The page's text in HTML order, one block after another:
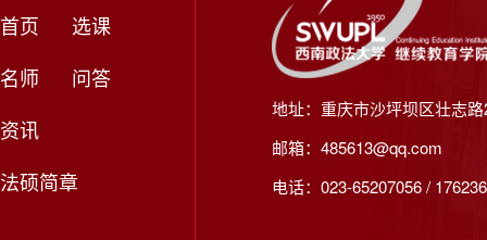
首页
选课
名师
问答
资讯
法硕简章
地址：重庆市沙坪坝区壮志
邮箱：485613@qq.com
电话：023-65207056 /